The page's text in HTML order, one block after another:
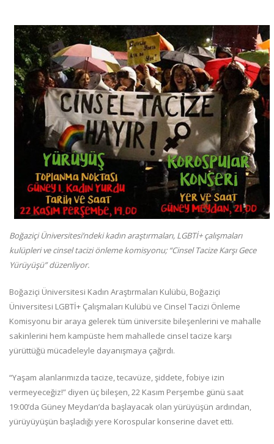
Boğaziçi Üniversitesi’ndeki kadın araştırmaları, LGBTİ+ çalışmaları
kulüpleri ve cinsel tacizi önleme komisyonu; “Cinsel Tacize Karşı Gece
Yürüyüşü” düzenliyor.
Boğaziçi Üniversitesi Kadın Araştırmaları Kulübü, Boğaziçi
Üniversitesi LGBTİ+ Çalışmaları Kulübü ve Cinsel Tacizi Önleme
Komisyonu bir araya gelerek tüm üniversite bileşenlerini ve mahalle
sakinlerini hem kampüste hem mahallede cinsel tacize karşı
yürüttüğü mücadeleyle dayanışmaya çağırdı.
“Yaşam alanlarımızda tacize, tecavüze, şiddete, fobiye izin
vermeyeceğiz!” diyen üç bileşen, 22 Kasım Perşembe günü saat
19:00’da Güney Meydan’da başlayacak olan yürüyüşün ardından,
yürüyüyüşün başladığı yere Korospular konserine davet etti.